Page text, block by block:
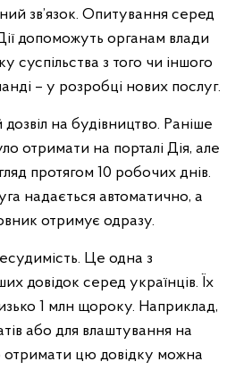
зв’язок. Опитування серед
допоможуть органам влади
суспільства з того чи іншого
– у розробці нових послуг.
на будівництво. Раніше
отримати на порталі Дія, але
протягом 10 робочих днів.
надається автоматично, а
отримує одразу.
Це одна з
довідок серед українців. Їх
1 млн щороку. Наприклад,
або для влаштування на
отримати цю довідку можна